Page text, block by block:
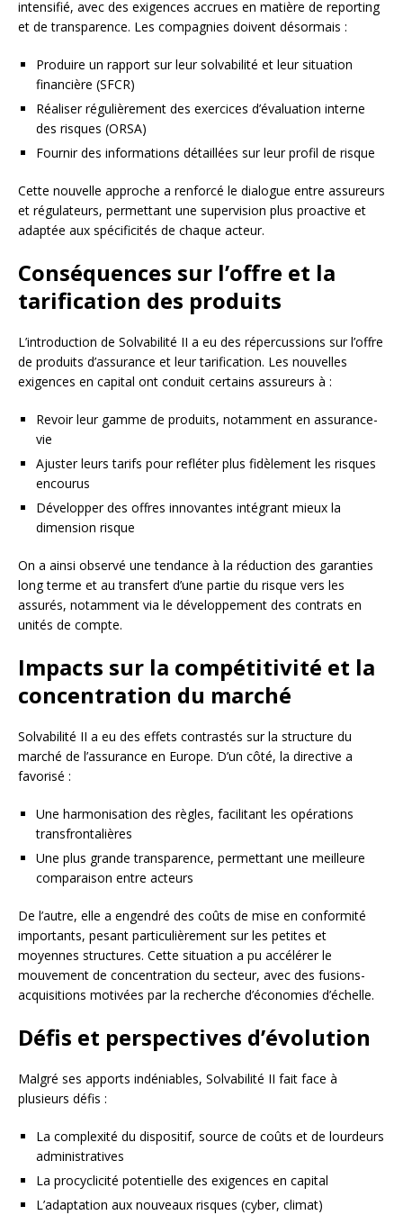
intensifié, avec des exigences accrues en matière de reporting
et de transparence. Les compagnies doivent désormais :
Produire un rapport sur leur solvabilité et leur situation
financière (SFCR)
Réaliser régulièrement des exercices d’évaluation interne
des risques (ORSA)
Fournir des informations détaillées sur leur profil de risque
Cette nouvelle approche a renforcé le dialogue entre assureurs
et régulateurs, permettant une supervision plus proactive et
adaptée aux spécificités de chaque acteur.
Conséquences sur l’offre et la
tarification des produits
L’introduction de Solvabilité II a eu des répercussions sur l’offre
de produits d’assurance et leur tarification. Les nouvelles
exigences en capital ont conduit certains assureurs à :
Revoir leur gamme de produits, notamment en assurance-
vie
Ajuster leurs tarifs pour refléter plus fidèlement les risques
encourus
Développer des offres innovantes intégrant mieux la
dimension risque
On a ainsi observé une tendance à la réduction des garanties
long terme et au transfert d’une partie du risque vers les
assurés, notamment via le développement des contrats en
unités de compte.
Impacts sur la compétitivité et la
concentration du marché
Solvabilité II a eu des effets contrastés sur la structure du
marché de l’assurance en Europe. D’un côté, la directive a
favorisé :
Une harmonisation des règles, facilitant les opérations
transfrontalières
Une plus grande transparence, permettant une meilleure
comparaison entre acteurs
De l’autre, elle a engendré des coûts de mise en conformité
importants, pesant particulièrement sur les petites et
moyennes structures. Cette situation a pu accélérer le
mouvement de concentration du secteur, avec des fusions-
acquisitions motivées par la recherche d’économies d’échelle.
Défis et perspectives d’évolution
Malgré ses apports indéniables, Solvabilité II fait face à
plusieurs défis :
La complexité du dispositif, source de coûts et de lourdeurs
administratives
La procyclicité potentielle des exigences en capital
L’adaptation aux nouveaux risques (cyber, climat)